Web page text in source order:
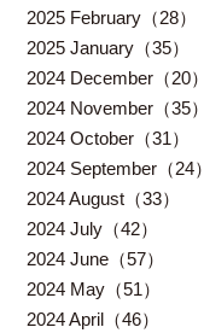
2025 February（28）
2025 January（35）
2024 December（20）
2024 November（35）
2024 October（31）
2024 September（24）
2024 August（33）
2024 July（42）
2024 June（57）
2024 May（51）
2024 April（46）